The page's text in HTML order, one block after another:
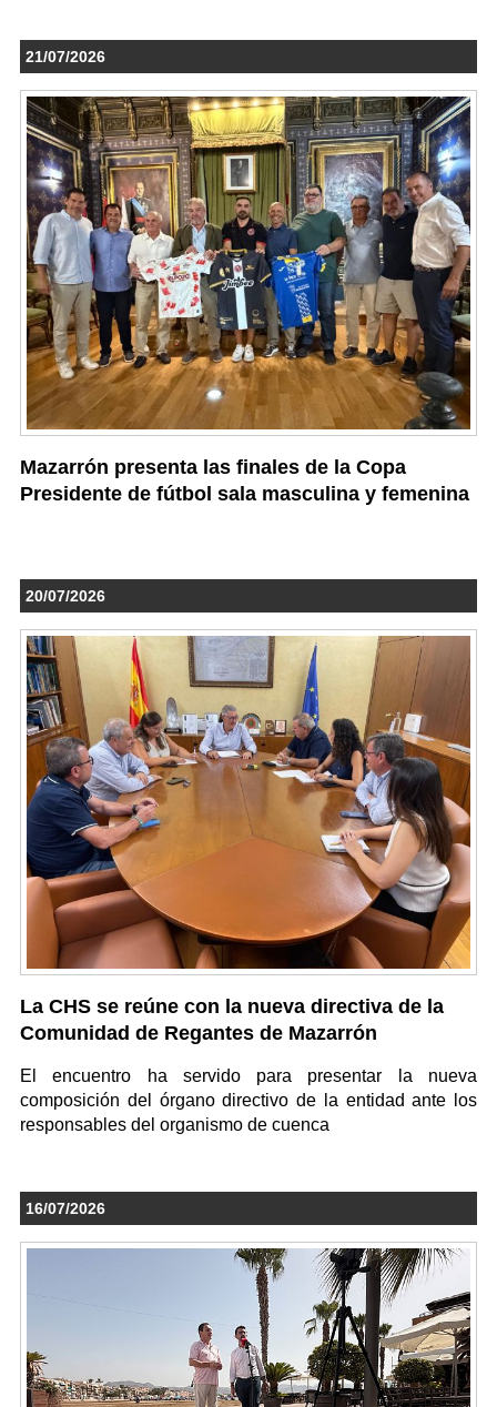
21/07/2026
Mazarrón presenta las finales de la Copa
Presidente de fútbol sala masculina y femenina
20/07/2026
La CHS se reúne con la nueva directiva de la
Comunidad de Regantes de Mazarrón
El encuentro ha servido para presentar la nueva
composición del órgano directivo de la entidad ante los
responsables del organismo de cuenca
16/07/2026